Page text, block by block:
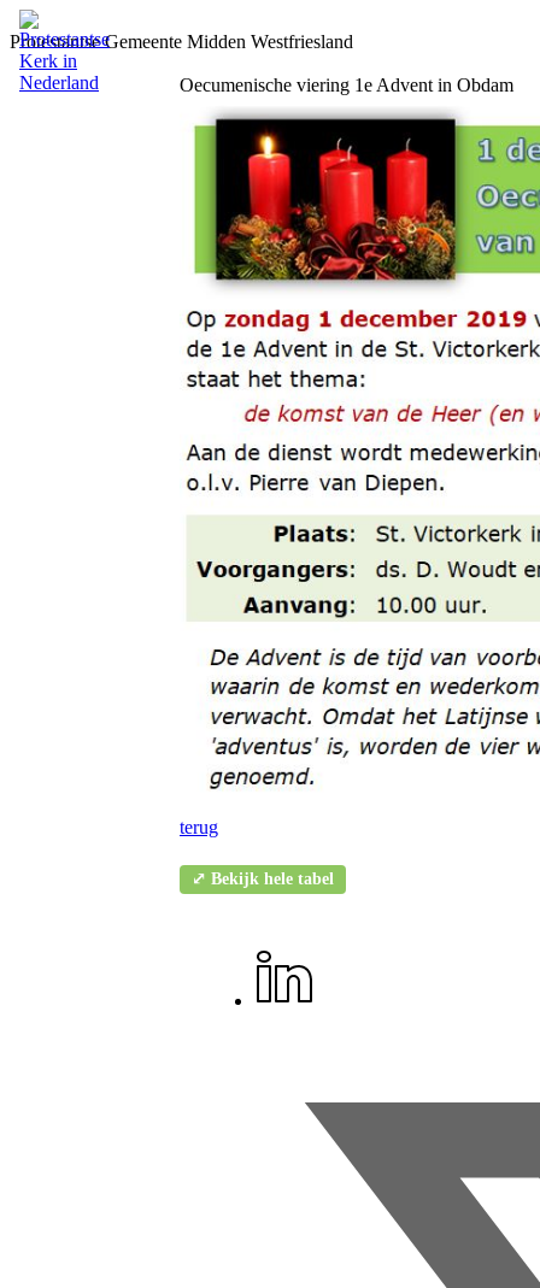
Protestantse Gemeente Midden Westfriesland
Oecumenische viering 1e Advent in Obdam
terug
⤢ Bekijk hele tabel